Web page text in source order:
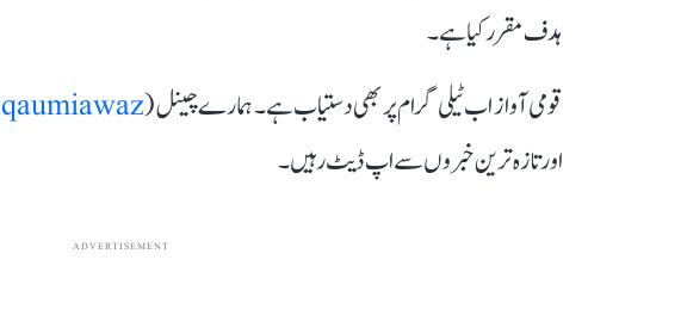
ہدف مقرر کیا ہے۔
قومی آواز اب ٹیلی گرام پر بھی دستیاب ہے۔ ہمارے چینل (qaumiawaz@
اور تازہ ترین خبروں سے اپ ڈیٹ رہیں۔
ADVERTISEMENT